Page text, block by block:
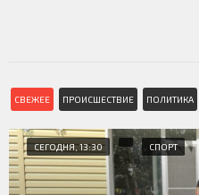
СВЕЖЕЕ ПРОИСШЕСТВИЕ ПОЛИТИКА
СЕГОДНЯ, 13:30 СПОРТ